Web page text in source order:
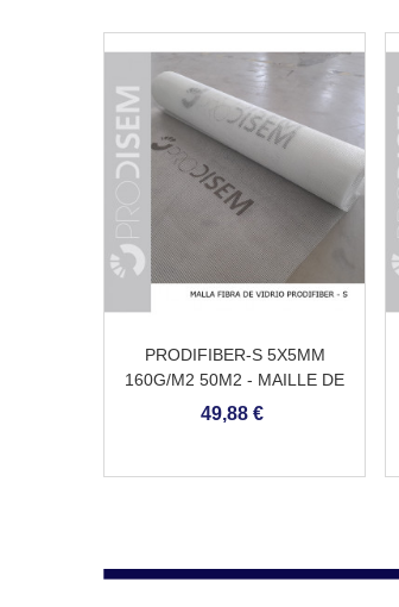
PRODIFIBER-S 5X5MM
160G/M2 50M2 - MAILLE DE
FIBRE DE VERRE ANTI-
49,88 €